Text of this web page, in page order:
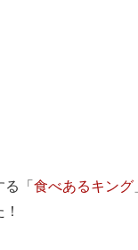
「 食べあるキング